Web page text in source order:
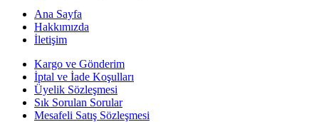
Ana Sayfa
Hakkımızda
İletişim
Kargo ve Gönderim
İptal ve İade Koşulları
Üyelik Sözleşmesi
Sık Sorulan Sorular
Mesafeli Satış Sözleşmesi